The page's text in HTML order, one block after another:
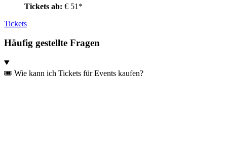
Tickets ab: € 51*
Tickets
Häufig gestellte Fragen
🎟️ Wie kann ich Tickets für Events kaufen?